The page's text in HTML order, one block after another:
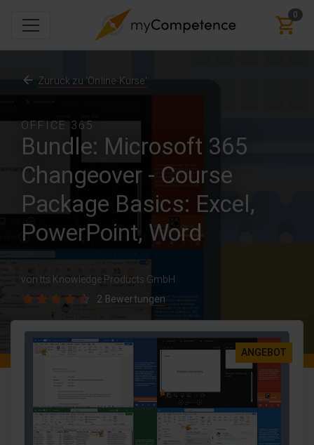
0
OFFICE 365
Bundle: Microsoft 365
Changeover - Course
Package Basics: Excel,
PowerPoint, Word
von tts Knowledge Products GmbH
2 Bewertungen
Zurück zu 'Online-Kurse'
ANGEBOT